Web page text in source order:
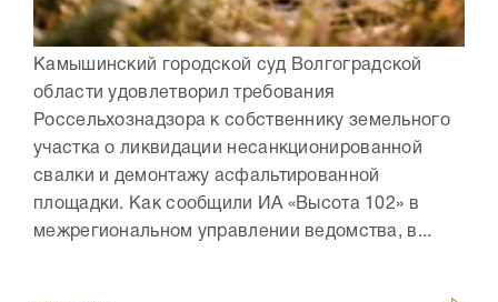
Камышинский городской суд Волгоградской
области удовлетворил требования
Россельхознадзора к собственнику земельного
участка о ликвидации несанкционированной
свалки и демонтажу асфальтированной
площадки. Как сообщили ИА «Высота 102» в
межрегиональном управлении ведомства, в...